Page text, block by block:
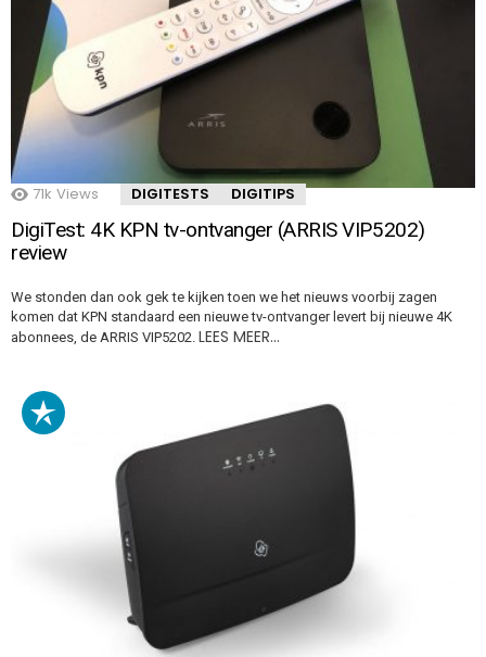
71k Views DIGITESTS DIGITIPS
DigiTest: 4K KPN tv-ontvanger (ARRIS VIP5202)
review
We stonden dan ook gek te kijken toen we het nieuws voorbij zagen
komen dat KPN standaard een nieuwe tv-ontvanger levert bij nieuwe 4K
abonnees, de ARRIS VIP5202. LEES MEER…